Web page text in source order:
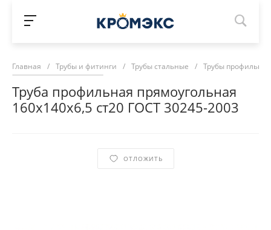
Главная / Трубы и фитинги / Трубы стальные / Трубы
Труба профильная прямоугольная
160х140х6,5 ст20 ГОСТ 30245-2003
ОТЛОЖИТЬ